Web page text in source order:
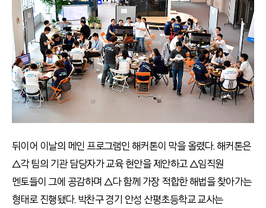
뒤이어 이날의 메인 프로그램인 해커톤이 막을 올렸다. 해커톤은
△각 팀의 기관 담당자가 교육 현안을 제안하고 △임직원
멘토들이 그에 공감하며 △다 함께 가장 적합한 해법을 찾아가는
형태로 진행됐다. 박찬구 경기 안성 산평초등학교 교사는